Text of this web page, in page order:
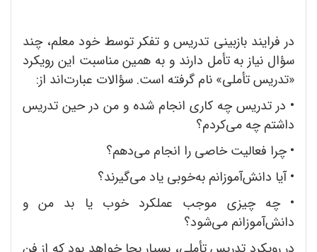
در فرایند بازبینی تدریس و تفکر توسط خود معلم، چند
سؤال نیاز به تأمل دارند و به همین مناسبت این رویکرد
«تدریس تأملی» نام گرفته است. سؤالات عبارت‌اند از:
• در تدریس چه کاری انجام شده و من در حین تدریس
داشتم چه می‌کردم؟
•چرا فعالیت خاصی را انجام می‌دهم؟
•آیا دانش‌آموزانم به‌خوبی یاد می‌گیرند؟
• چه چیزی موجب عملکرد خوب یا بد من و
دانش‌آموزانم می‌شود؟